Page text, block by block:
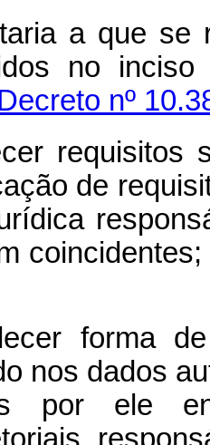
a que se
no
nº
requisitos
de
coincidentes;
forma
nos dados
por ele